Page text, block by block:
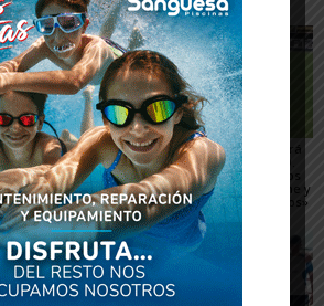
La Escuela del Triatlón
Arenas regresa de
Calahorra con dos
bronces nacionales
César Monasterio será
el entrenador del C.D.
Tudelano: «Queremos
un equipo que ilusione y
vaya a por los partidos»